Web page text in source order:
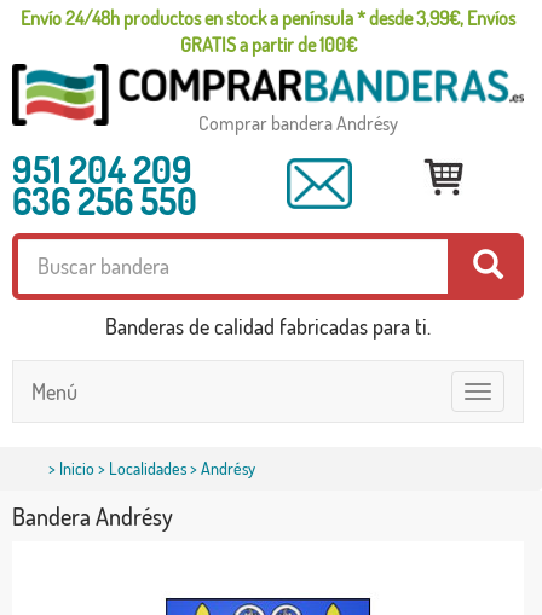
Envío 24/48h productos en stock a península * desde 3,99€, Envíos
GRATIS a partir de 100€
Comprar bandera Andrésy
951 204 209
636 256 550
Banderas de calidad fabricadas para ti.
Toggle
navigation
Menú
> Inicio> Localidades> Andrésy
Bandera Andrésy